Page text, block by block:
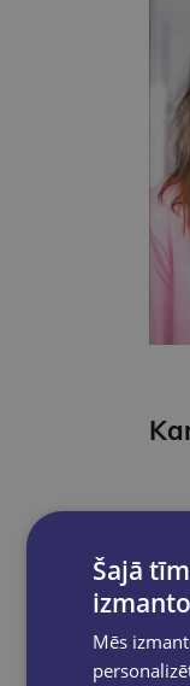
Šajā
Mēs